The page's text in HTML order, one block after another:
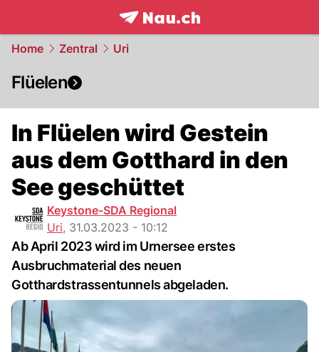
frontpage.NAU.ch
Home Zentral Uri
Flüelen
In Flüelen wird Gestein
aus dem Gotthard in den
See geschüttet
Keystone-SDA Regional
Uri, 31.03.2023 - 10:12
Ab April 2023 wird im Urnersee erstes
Ausbruchmaterial des neuen
Gotthardstrassentunnels abgeladen.